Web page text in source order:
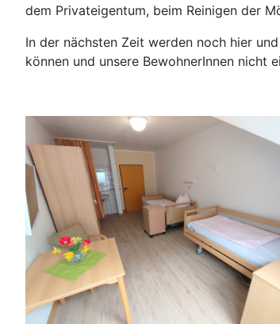
dem Privateigentum, beim Reinigen der
In der nächsten Zeit werden noch hier
können und unsere BewohnerInnen nicht